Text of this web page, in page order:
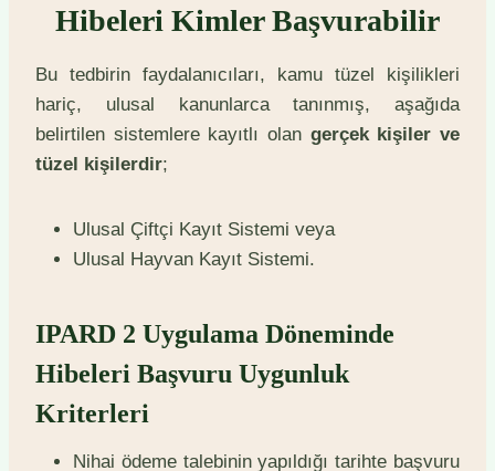
Hibeleri Kimler Başvurabilir
Bu tedbirin faydalanıcıları, kamu tüzel kişilikleri
hariç, ulusal kanunlarca tanınmış, aşağıda
belirtilen sistemlere kayıtlı olan gerçek kişiler ve
tüzel kişilerdir;
Ulusal Çiftçi Kayıt Sistemi veya
Ulusal Hayvan Kayıt Sistemi.
IPARD 2 Uygulama Döneminde
Hibeleri Başvuru Uygunluk
Kriterleri
Nihai ödeme talebinin yapıldığı tarihte başvuru